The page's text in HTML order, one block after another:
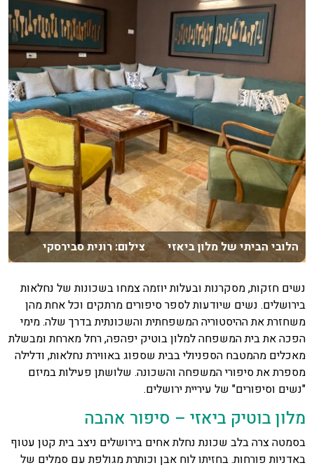
הלובי הביתי של מלון ביאזי צילום: רונית סבירסקי
נשים חזקות, מסקרנות ובעלות יוזמה צמחו בשכונות של נחלאות
בירושלים. נשים שיודעות לספר סיפורים מרתקים וכל אחת מהן
משחזרת את ההיסטוריה המשפחתית והשכונתית בדרך שלה. מימי
הפכה את בית המשפחה למלון בוטיק יפהפה, רחל מארחת ומבשלת
מאכלים מהמטבח הספניולי בבית שספוג באווירת נחלאות, ודלילה
מספרת את סיפורי המשפחה והשכונה. שלושתן פעילות במיזם
"נשים וסיפורים" של עיריית ירושלים.
מלון בוטיק ביאזי – סיפור אהבה
בסמטה צרה בלב שכונת נחלת אחים בירושלים ניצב בית קטן עטוף
באדניות פורחות. בחזיתו לוח אבן וכותרת מגולפת עם סמלים של